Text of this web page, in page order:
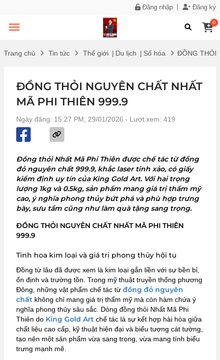
Đăng nhập Đăng ký
0
Trang chủ Tin tức Thế giới | Du lịch | Số hóa ĐỒNG THỎI
ĐỒNG THỎI NGUYÊN CHẤT NHẤT
MÃ PHI THIÊN 999.9
Ngày đăng: 15:27 PM, 29/01/2026 - Lượt xem: 419
Đồng thỏi Nhất Mã Phi Thiên được chế tác từ đồng
đỏ nguyên chất 999.9, khắc laser tinh xảo, có giấy
kiểm định uy tín của King Gold Art. Với hai trọng
lượng 1kg và 0.5kg, sản phẩm mang giá trị thẩm mỹ
cao, ý nghĩa phong thủy bứt phá và phù hợp trưng
bày, sưu tầm cũng như làm quà tặng sang trọng.
ĐỒNG THỎI NGUYÊN CHẤT NHẤT MÃ PHI THIÊN
999.9
Tinh hoa kim loại và giá trị phong thủy hội tụ
Đồng từ lâu đã được xem là kim loại gắn liền với sự bền bỉ,
ổn định và trường tồn. Trong mỹ thuật truyền thống phương
Đông, những vật phẩm chế tác từ đồng đỏ nguyên
chất không chỉ mang giá trị thẩm mỹ mà còn hàm chứa ý
nghĩa phong thủy sâu sắc. Dòng đồng thỏi Nhất Mã Phi
Thiên do King Gold Art chế tác là sự kết hợp hài hòa giữa
chất liệu cao cấp, kỹ thuật hiện đại và biểu tượng cát tường,
tạo nên một sản phẩm vừa sang trọng, vừa mang tính biểu
trưng mạnh mẽ.